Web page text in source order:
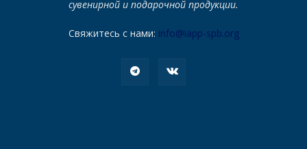
сувенирной и подарочной продукции.
Свяжитесь с нами: info@iapp-spb.org